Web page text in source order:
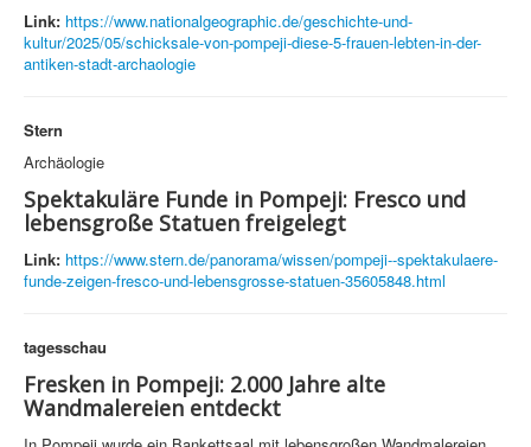
Link: https://www.nationalgeographic.de/geschichte-und-
kultur/2025/05/schicksale-von-pompeji-diese-5-frauen-lebten-in-der-
antiken-stadt-archaologie
Stern
Archäologie
Spektakuläre Funde in Pompeji: Fresco und
lebensgroße Statuen freigelegt
Link: https://www.stern.de/panorama/wissen/pompeji--spektakulaere-
funde-zeigen-fresco-und-lebensgrosse-statuen-35605848.html
tagesschau
Fresken in Pompeji: 2.000 Jahre alte
Wandmalereien entdeckt